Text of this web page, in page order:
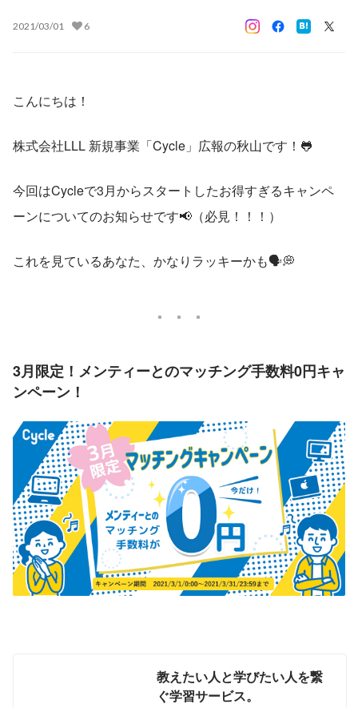
2021/03/01 6
こんにちは！
株式会社LLL 新規事業「Cycle」広報の秋山です！🐸
今回はCycleで3月からスタートしたお得すぎるキャンペ
ーンについてのお知らせです📢（必見！！！）
これを見ているあなた、かなりラッキーかも🗣💭
3月限定！メンティーとのマッチング手数料0円キャ
ンペーン！
教えたい人と学びたい人を繋
ぐ学習サービス。